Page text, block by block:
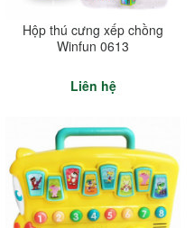
Hộp thú cưng xếp chồng
Winfun 0613
Liên hệ